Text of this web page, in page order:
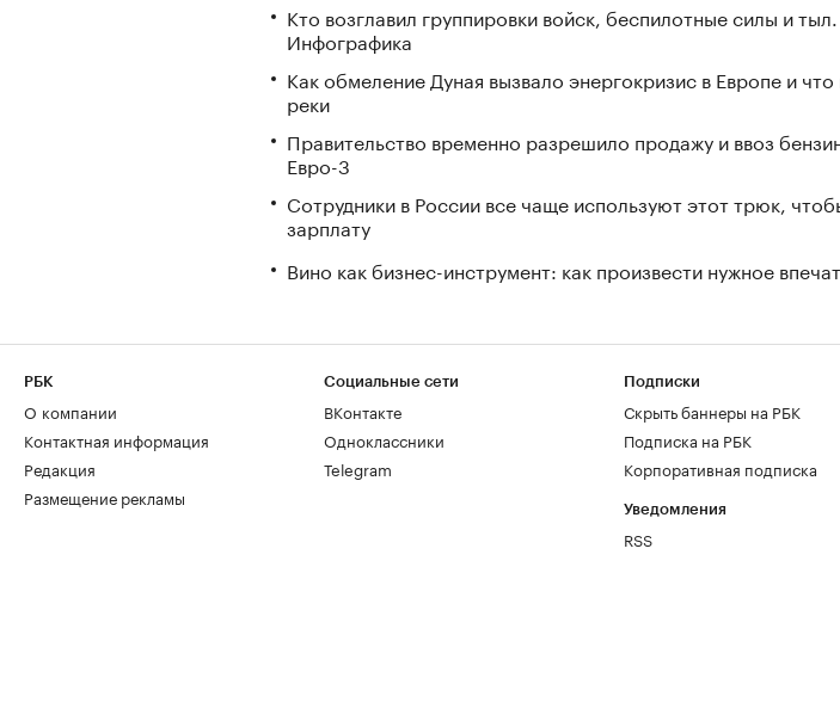
Кто возглавил группировки войск, беспилотные силы и тыл.
Инфографика
Как обмеление Дуная вызвало энергокризис в Европе и
реки
Правительство временно разрешило продажу и ввоз
Евро-3
Сотрудники в России все чаще используют этот трюк,
зарплату
Вино как бизнес-инструмент: как произвести нужное
РБК
О компании
Контактная информация
Редакция
Размещение рекламы
Социальные сети
ВКонтакте
Одноклассники
Telegram
Подписки
Скрыть баннеры на РБК
Подписка на РБК
Корпоративная подписка
Уведомления
RSS